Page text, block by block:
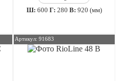
Ш: 600 Г: 280 В: 920 (мм)
Артикул: 91683